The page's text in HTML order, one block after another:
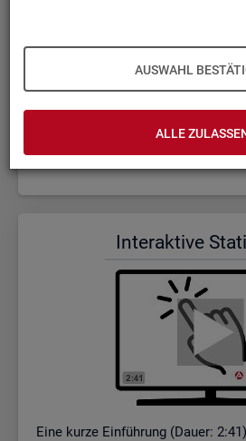
AUSWAHL
ALLE
In­ter­ak­ti­ve
Eine kurze Ein­füh­rung (Dauer: 2:41)